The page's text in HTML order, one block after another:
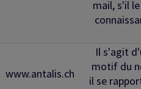
mail, s'il
www.antalis.ch
Il s'agit
motif du
il se